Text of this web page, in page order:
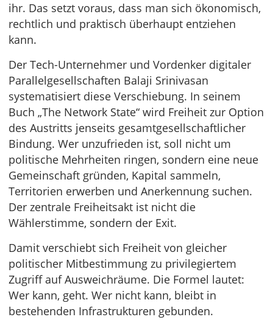
ihr. Das setzt voraus, dass man sich ökonomisch,
rechtlich und praktisch überhaupt entziehen
kann.
Der Tech-Unternehmer und Vordenker digitaler
Parallelgesellschaften Balaji Srinivasan
systematisiert diese Verschiebung. In seinem
Buch „The Network State“ wird Freiheit zur Option
des Austritts jenseits gesamtgesellschaftlicher
Bindung. Wer unzufrieden ist, soll nicht um
politische Mehrheiten ringen, sondern eine neue
Gemeinschaft gründen, Kapital sammeln,
Territorien erwerben und Anerkennung suchen.
Der zentrale Freiheitsakt ist nicht die
Wählerstimme, sondern der Exit.
Damit verschiebt sich Freiheit von gleicher
politischer Mitbestimmung zu privilegiertem
Zugriff auf Ausweichräume. Die Formel lautet:
Wer kann, geht. Wer nicht kann, bleibt in
bestehenden Infrastrukturen gebunden.